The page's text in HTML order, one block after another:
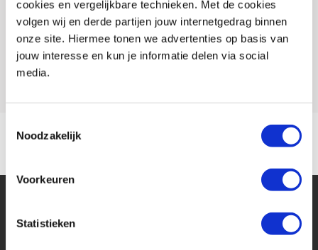
cookies en vergelijkbare technieken. Met de cookies
volgen wij en derde partijen jouw internetgedrag binnen
onze site. Hiermee tonen we advertenties op basis van
jouw interesse en kun je informatie delen via social
media.
Noodzakelijk
Voorkeuren
Statistieken
Conditie
Nieuw
Rijbewijs type
A
Model
CB 750 HORNET